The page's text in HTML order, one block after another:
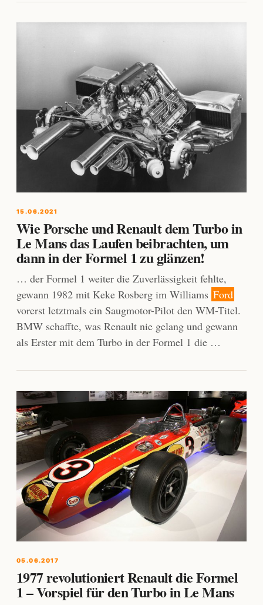
15.06.2021
Wie Porsche und Renault dem Turbo in
Le Mans das Laufen beibrachten, um
dann in der Formel 1 zu glänzen!
… der Formel 1 weiter die Zuverlässigkeit fehlte,
gewann 1982 mit Keke Rosberg im Williams Ford
vorerst letztmals ein Saugmotor-Pilot den WM-Titel.
BMW schaffte, was Renault nie gelang und gewann
als Erster mit dem Turbo in der Formel 1 die …
05.06.2017
1977 revolutioniert Renault die Formel
1 – Vorspiel für den Turbo in Le Mans